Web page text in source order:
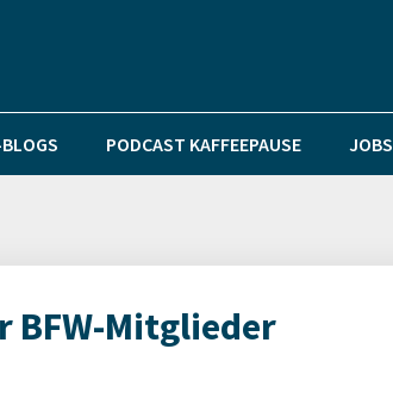
PODCAST KAFFEEPAUSE JOBS
BFW-Mitglieder